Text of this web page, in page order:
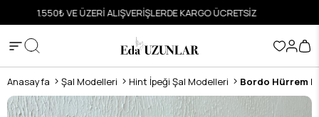
HIZLI VE GÜVENLİ ALIŞVERİŞ
Anasayfa Şal Modelleri Hint İpeği Şal Modelleri Bordo Hürrem